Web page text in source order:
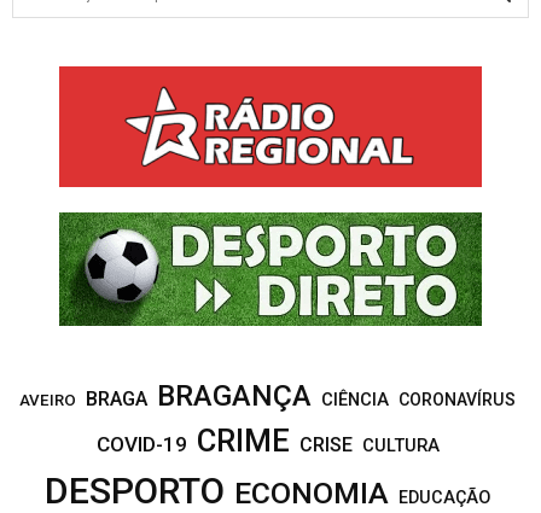
AVEIRO BRAGA BRAGANÇA CIÊNCIA CORONAVÍRUS
COVID-19 CRIME CRISE CULTURA
DESPORTO ECONOMIA EDUCAÇÃO